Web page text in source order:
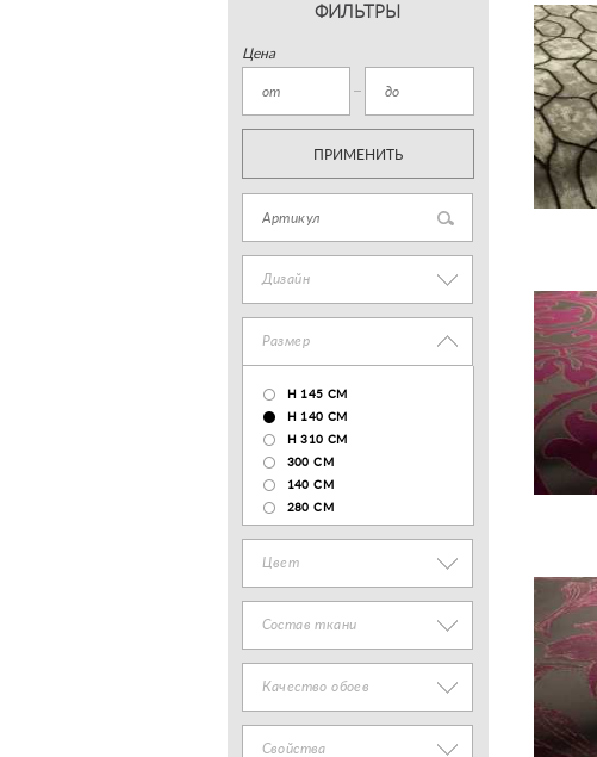
ФИЛЬТРЫ
Цена
ПРИМЕНИТЬ
Дизайн
Размер
H 145 CM
H 140 CM
H 310 CM
300 CM
140 CМ
280 CM
Цвет
Состав ткани
Качество обоев
Свойства